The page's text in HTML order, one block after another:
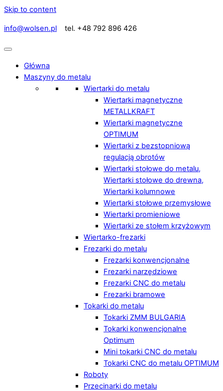
Skip to content
info@wolsen.pl tel. +48 792 896 426
Główna
Maszyny do metalu
Wiertarki do metalu
Wiertarki magnetyczne
METALLKRAFT
Wiertarki magnetyczne
OPTIMUM
Wiertarki z bezstopniową
regulacją obrotów
Wiertarki stołowe do metalu,
Wiertarki stołowe do drewna,
Wiertarki kolumnowe
Wiertarki stołowe przemysłowe
Wiertarki promieniowe
Wiertarki ze stołem krzyżowym
Wiertarko-frezarki
Frezarki do metalu
Frezarki konwencjonalne
Frezarki narzędziowe
Frezarki CNC do metalu
Frezarki bramowe
Tokarki do metalu
Tokarki ZMM BULGARIA
Tokarki konwencjonalne
Optimum
Mini tokarki CNC do metalu
Tokarki CNC do metalu OPTIMUM
Roboty
Przecinarki do metalu